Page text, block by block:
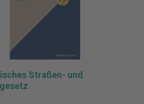
Straßen- und